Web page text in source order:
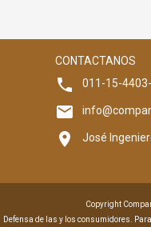
CONTACTANOS
011-15-
José
Copyright
Defensa de las y los consumidores.